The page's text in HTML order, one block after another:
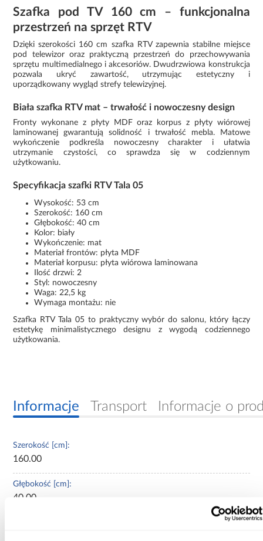
Szafka pod TV 160 cm – funkcjonalna
przestrzeń na sprzęt RTV
Dzięki szerokości 160 cm szafka RTV zapewnia stabilne miejsce
pod telewizor oraz praktyczną przestrzeń do przechowywania
sprzętu multimedialnego i akcesoriów. Dwudrzwiowa konstrukcja
pozwala ukryć zawartość, utrzymując estetyczny i
uporządkowany wygląd strefy telewizyjnej.
Biała szafka RTV mat – trwałość i nowoczesny design
Fronty wykonane z płyty MDF oraz korpus z płyty wiórowej
laminowanej gwarantują solidność i trwałość mebla. Matowe
wykończenie podkreśla nowoczesny charakter i ułatwia
utrzymanie czystości, co sprawdza się w codziennym
użytkowaniu.
Specyfikacja szafki RTV Tala 05
Wysokość: 53 cm
Szerokość: 160 cm
Głębokość: 40 cm
Kolor: biały
Wykończenie: mat
Materiał frontów: płyta MDF
Materiał korpusu: płyta wiórowa laminowana
Ilość drzwi: 2
Styl: nowoczesny
Waga: 22,5 kg
Wymaga montażu: nie
Szafka RTV Tala 05 to praktyczny wybór do salonu, który łączy
estetykę minimalistycznego designu z wygodą codziennego
użytkowania.
Informacje Transport Informacje o
Szerokość [cm]:
160.00
Głębokość [cm]:
40.00